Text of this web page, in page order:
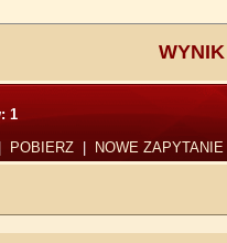
1
POBIERZ NOWE ZAPYTANIE